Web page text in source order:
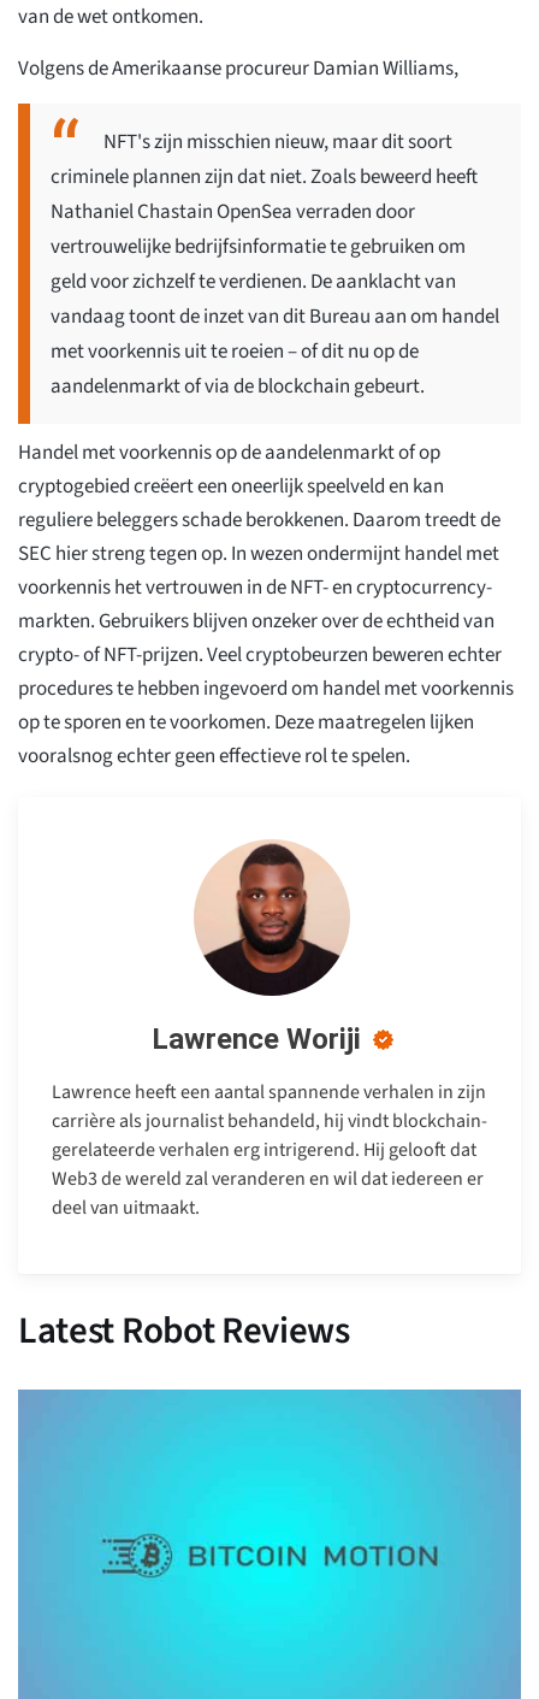
van de wet ontkomen.
Volgens de Amerikaanse procureur Damian Williams,
NFT's zijn misschien nieuw, maar dit soort
criminele plannen zijn dat niet. Zoals beweerd heeft
Nathaniel Chastain OpenSea verraden door
vertrouwelijke bedrijfsinformatie te gebruiken om
geld voor zichzelf te verdienen. De aanklacht van
vandaag toont de inzet van dit Bureau aan om handel
met voorkennis uit te roeien – of dit nu op de
aandelenmarkt of via de blockchain gebeurt.
Handel met voorkennis op de aandelenmarkt of op
cryptogebied creëert een oneerlijk speelveld en kan
reguliere beleggers schade berokkenen. Daarom treedt de
SEC hier streng tegen op. In wezen ondermijnt handel met
voorkennis het vertrouwen in de NFT- en cryptocurrency-
markten. Gebruikers blijven onzeker over de echtheid van
crypto- of NFT-prijzen. Veel cryptobeurzen beweren echter
procedures te hebben ingevoerd om handel met voorkennis
op te sporen en te voorkomen. Deze maatregelen lijken
vooralsnog echter geen effectieve rol te spelen.
Lawrence Woriji
Lawrence heeft een aantal spannende verhalen in zijn
carrière als journalist behandeld, hij vindt blockchain-
gerelateerde verhalen erg intrigerend. Hij gelooft dat
Web3 de wereld zal veranderen en wil dat iedereen er
deel van uitmaakt.
Latest Robot Reviews